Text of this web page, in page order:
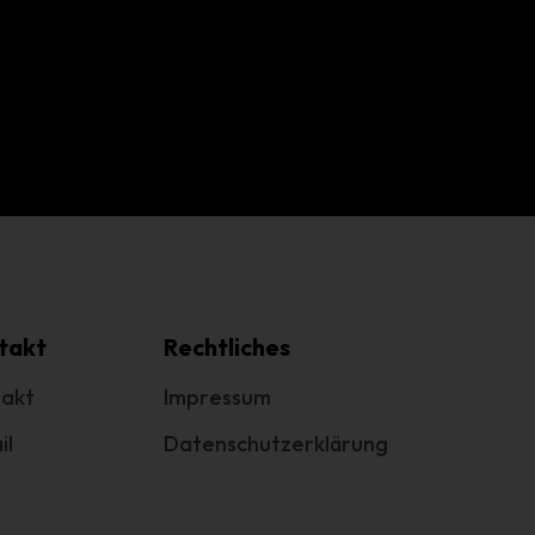
Rechtliches
Impressum
Datenschutzerklärung